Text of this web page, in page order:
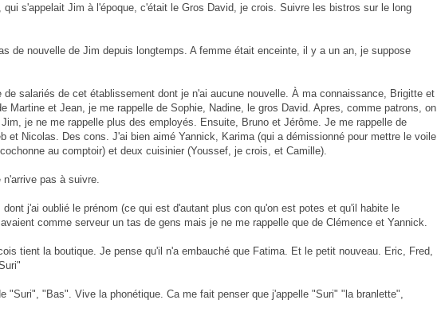
qui s'appelait Jim à l'époque, c'était le Gros David, je crois. Suivre les bistros sur le long
de nouvelle de Jim depuis longtemps. A femme était enceinte, il y a un an, je suppose
de salariés de cet établissement dont je n'ai aucune nouvelle. À ma connaissance, Brigitte et
Martine et Jean, je me rappelle de Sophie, Nadine, le gros David. Apres, comme patrons, on
je ne me rappelle plus des employés. Ensuite, Bruno et Jérôme. Je me rappelle de
et Nicolas. Des cons. J'ai bien aimé Yannick, Karima (qui a démissionné pour mettre le voile
au comptoir) et deux cuisinier (Youssef, je crois, et Camille).
n'arrive pas à suivre.
j'ai oublié le prénom (ce qui est d'autant plus con qu'on est potes et qu'il habite le
comme serveur un tas de gens mais je ne me rappelle que de Clémence et Yannick.
tient la boutique. Je pense qu'il n'a embauché que Fatima. Et le petit nouveau. Eric, Fred,
"Suri", "Bas". Vive la phonétique. Ca me fait penser que j'appelle "Suri" "la branlette",